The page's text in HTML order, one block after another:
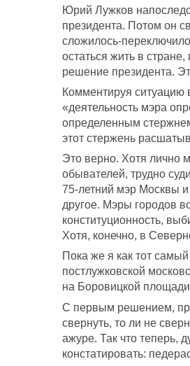
Юрий Лужков
президента. Потом он
сложилось-
остаться жить в
решение президента.
Комментируя ситуацию
«деятельность мэра
определенным
этот стержень
Это верно. Хотя лично
обывателей, трудно
75-летний мэр Москвы и
другое. Мэры городов
конституционность,
Хотя, конечно, в
Пока же я как тот
постлужковской
на Боровицкой
С первым решением,
свернуть, то ли не
ажуре. Так что теперь,
констатировать: